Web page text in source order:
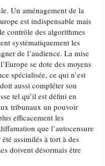
Un aménagement de la
est indispensable mais
contrôle des algorithmes
systématiquement les
de l’audience. La mise
se dote des moyens
spécialisée, ce qui n’est
aussi compléter son
tel qu’il est défini en
tribunaux un pouvoir
efficacement les
que l’autocensure
assimilés à tort à des
doivent désormais être